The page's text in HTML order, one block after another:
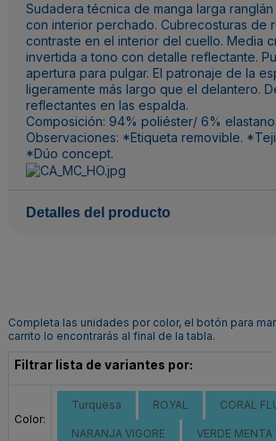
Sudadera técnica de manga larga
con interior perchado. Cubrecosturas de
contraste en el interior del cuello. Media
invertida a tono con detalle reflectante.
apertura para pulgar. El patronaje de la
ligeramente más largo que el delantero.
reflectantes en las espalda.
Composición: 94% poliéster/ 6%
Observaciones: *Etiqueta removible.
*Dúo concept.
Detalles del producto
Completa las unidades por color, el botón para
carrito lo encontrarás al final de la tabla.
Filtrar lista de variantes por:
Color:
Turquesa ROYAL CORAL
NARANJA VIGORE VERDE MENTA